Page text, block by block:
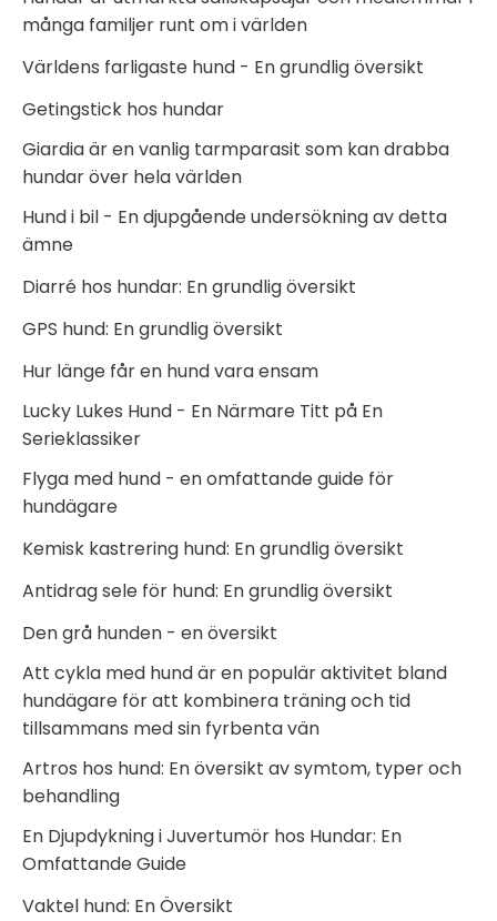
många familjer runt om i världen
Världens farligaste hund - En grundlig översikt
Getingstick hos hundar
Giardia är en vanlig tarmparasit som kan drabba
hundar över hela världen
Hund i bil - En djupgående undersökning av detta
ämne
Diarré hos hundar: En grundlig översikt
GPS hund: En grundlig översikt
Hur länge får en hund vara ensam
Lucky Lukes Hund - En Närmare Titt på En
Serieklassiker
Flyga med hund - en omfattande guide för
hundägare
Kemisk kastrering hund: En grundlig översikt
Antidrag sele för hund: En grundlig översikt
Den grå hunden - en översikt
Att cykla med hund är en populär aktivitet bland
hundägare för att kombinera träning och tid
tillsammans med sin fyrbenta vän
Artros hos hund: En översikt av symtom, typer och
behandling
En Djupdykning i Juvertumör hos Hundar: En
Omfattande Guide
Vaktel hund: En Översikt